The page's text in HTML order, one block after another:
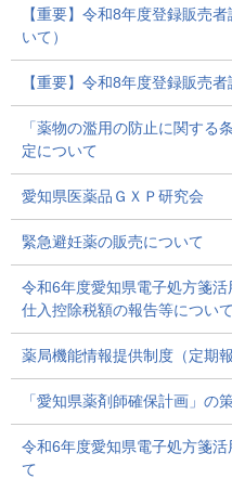
【重要】令和8年度登録販売
いて）
【重要】令和8年度登録販売
「薬物の濫用の防止に関する
定について
愛知県医薬品ＧＸＰ研究会
緊急避妊薬の販売について
令和6年度愛知県電子処方箋
仕入控除税額の報告等について
薬局機能情報提供制度（定期
「愛知県薬剤師確保計画」の
令和6年度愛知県電子処方箋
て